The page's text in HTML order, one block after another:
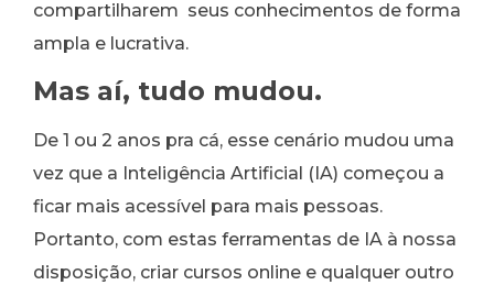
compartilharem seus conhecimentos de forma
ampla e lucrativa.
Mas aí, tudo mudou.
De 1 ou 2 anos pra cá, esse cenário mudou uma
vez que a Inteligência Artificial (IA) começou a
ficar mais acessível para mais pessoas.
Portanto, com estas ferramentas de IA à nossa
disposição, criar cursos online e qualquer outro